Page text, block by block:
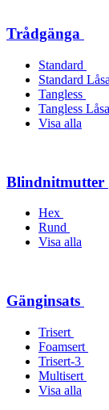
Trådgänga
Standard
Standard
Tangless
Tangless
Visa alla
Blindnitmutter
Hex
Rund
Visa alla
Gänginsats
Trisert
Foamsert
Trisert-3
Multisert
Visa alla